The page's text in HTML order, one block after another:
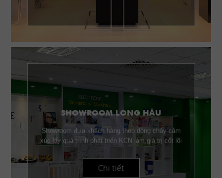
SHOWROOM LONG HẬU
Showroom đưa khách hàng theo dòng chảy cảm
xúc lấy quá trình phát triển KCN làm giá trị cốt lõi
Chi tiết